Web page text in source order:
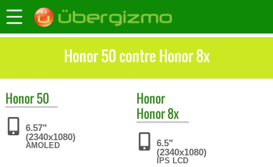
Honor 50 contre Honor 8x
Honor50
6.57"
(2340x1080)
AMOLED
Honor
Honor 8x
6.5"
(2340x1080)
IPS LCD